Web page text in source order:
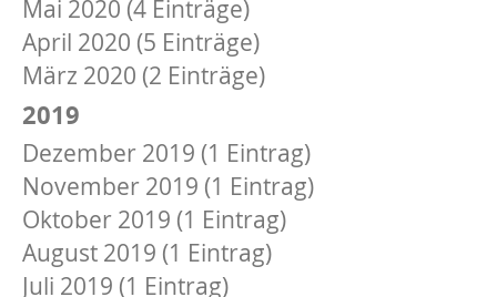
Mai 2020 (4 Einträge)
April 2020 (5 Einträge)
März 2020 (2 Einträge)
2019
Dezember 2019 (1 Eintrag)
November 2019 (1 Eintrag)
Oktober 2019 (1 Eintrag)
August 2019 (1 Eintrag)
Juli 2019 (1 Eintrag)